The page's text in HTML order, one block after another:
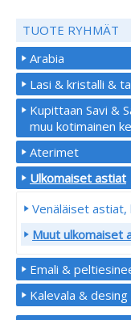
TUOTE RYHMÄT
Arabia
Lasi & kristalli &
Kupittaan Savi &
muu kotimainen
Aterimet
Ulkomaiset astiat
Venäläiset
Muut ulkomaiset
Emali &
Kalevala &